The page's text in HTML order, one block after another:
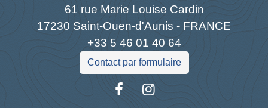
61 rue Marie Louise Cardin
17230 Saint-Ouen-d'Aunis - FRANCE
+33 5 46 01 40 64
Contact par formulaire